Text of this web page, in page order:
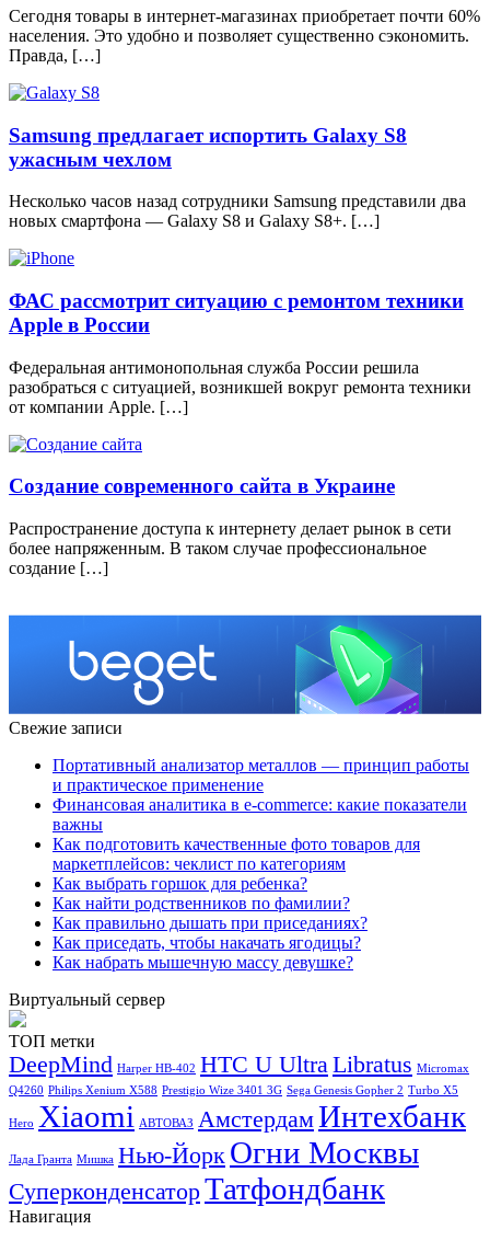
Сегодня товары в интернет-магазинах приобретает почти 60%
населения. Это удобно и позволяет существенно сэкономить.
Правда, […]
Samsung предлагает испортить Galaxy S8
ужасным чехлом
Несколько часов назад сотрудники Samsung представили два
новых смартфона — Galaxy S8 и Galaxy S8+. […]
ФАС рассмотрит ситуацию с ремонтом техники
Apple в России
Федеральная антимонопольная служба России решила
разобраться с ситуацией, возникшей вокруг ремонта техники
от компании Apple. […]
Создание современного сайта в Украине
Распространение доступа к интернету делает рынок в сети
более напряженным. В таком случае профессиональное
создание […]
Свежие записи
Портативный анализатор металлов — принцип работы
и практическое применение
Финансовая аналитика в e-commerce: какие показатели
важны
Как подготовить качественные фото товаров для
маркетплейсов: чеклист по категориям
Как выбрать горшок для ребенка?
Как найти родственников по фамилии?
Как правильно дышать при приседаниях?
Как приседать, чтобы накачать ягодицы?
Как набрать мышечную массу девушке?
Виртуальный сервер
ТОП метки
DeepMind Harper HB-402 HTC U UltraLibratus Micromax
Q4260 Philips Xenium X588 Prestigio Wize 3401 3G Sega Genesis Gopher 2 Turbo X5
Hero Xiaomi АВТОВАЗ АмстердамИнтехбанк
Лада Гранта Мишка Нью-Йорк Огни Москвы
СуперконденсаторТатфондбанк
Навигация